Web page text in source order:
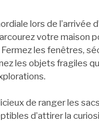
lors de l’arrivée
votre maison
les fenêtres,
les objets fragiles
de ranger les
d’attirer la